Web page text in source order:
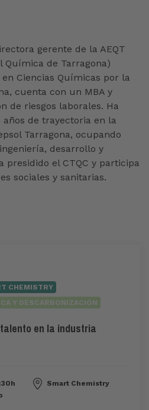
gerente de la AEQT
Química de Tarragona)
Ciencias Químicas por la
cuenta con un MBA y
de riesgos laborales. Ha
de trayectoria en la
Tarragona, ocupando
desarrollo y
presidido el CTQC y participa
sociales y sanitarias.
CHEMISTRY
Y DESCARBONIZACIÓN
en la industria
Smart Chemistry